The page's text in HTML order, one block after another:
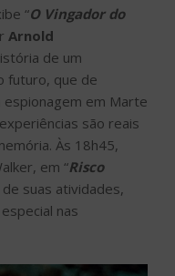
“O Vingador do
Arnold
de um
futuro, que de
em Marte
são reais
Às 18h45,
em “Risco
suas atividades,
nas